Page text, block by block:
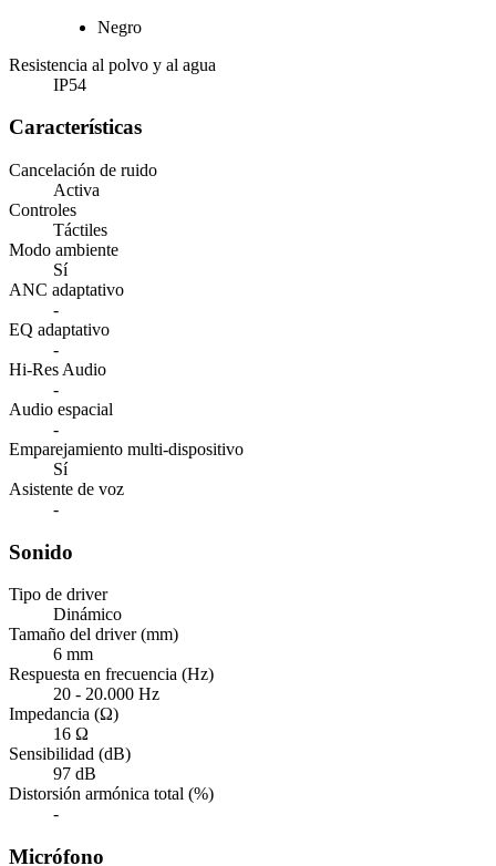
Negro
Resistencia al polvo y al agua
IP54
Características
Cancelación de ruido
Activa
Controles
Táctiles
Modo ambiente
Sí
ANC adaptativo
-
EQ adaptativo
-
Hi-Res Audio
-
Audio espacial
-
Emparejamiento multi-dispositivo
Sí
Asistente de voz
-
Sonido
Tipo de driver
Dinámico
Tamaño del driver (mm)
6 mm
Respuesta en frecuencia (Hz)
20 - 20.000 Hz
Impedancia (Ω)
16 Ω
Sensibilidad (dB)
97 dB
Distorsión armónica total (%)
-
Micrófono